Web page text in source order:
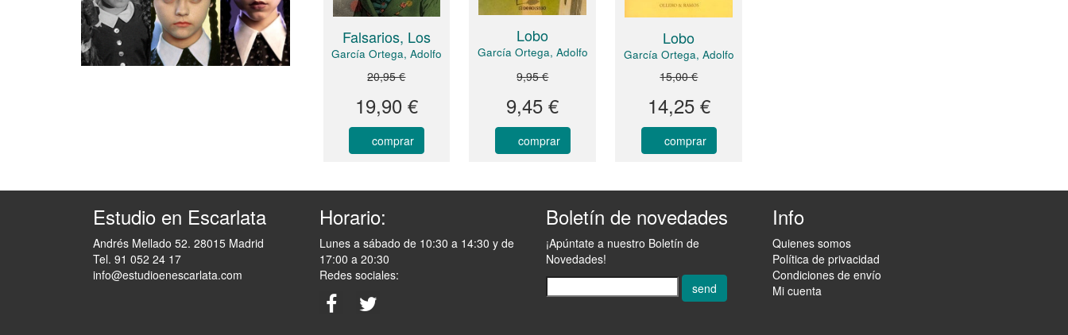
Falsarios, Los
García Ortega, Adolfo
20,95 €
19,90 €
comprar
Lobo
García Ortega, Adolfo
9,95 €
9,45 €
comprar
Lobo
García Ortega, Adolfo
15,00 €
14,25 €
comprar
Estudio en Escarlata
Andrés Mellado 52. 28015 Madrid
Tel. 91 052 24 17
info@estudioenescarlata.com
Horario:
Lunes a sábado de 10:30 a 14:30 y de
17:00 a 20:30
Redes sociales:
Boletín de novedades
¡Apúntate a nuestro Boletín de
Novedades!
send
Info
Quienes somos
Política de privacidad
Condiciones de envío
Mi cuenta